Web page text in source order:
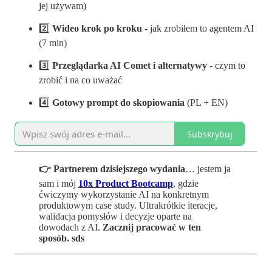
jej używam)
2️⃣ Wideo krok po kroku - jak zrobiłem to agentem AI
(7 min)
3️⃣ Przeglądarka AI Comet i alternatywy - czym to
zrobić i na co uważać
4️⃣ Gotowy prompt do skopiowania (PL + EN)
Subskrybuj
👉 Partnerem dzisiejszego wydania… jestem ja
sam i mój 10x Product Bootcamp, gdzie
ćwiczymy wykorzystanie AI na konkretnym
produktowym case study. Ultrakrótkie iteracje,
walidacja pomysłów i decyzje oparte na
dowodach z AI. Zacznij pracować w ten
sposób. sds